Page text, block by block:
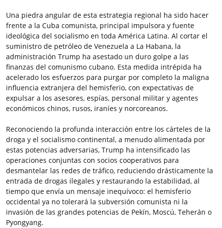
Una piedra angular de esta estrategia regional ha sido hacer
frente a la Cuba comunista, principal impulsora y fuente
ideológica del socialismo en toda América Latina. Al cortar el
suministro de petróleo de Venezuela a La Habana, la
administración Trump ha asestado un duro golpe a las
finanzas del comunismo cubano. Esta medida intrépida ha
acelerado los esfuerzos para purgar por completo la maligna
influencia extranjera del hemisferio, con expectativas de
expulsar a los asesores, espías, personal militar y agentes
económicos chinos, rusos, iraníes y norcoreanos.
Reconociendo la profunda interacción entre los cárteles de la
droga y el socialismo continental, a menudo alimentada por
estas potencias adversarias, Trump ha intensificado las
operaciones conjuntas con socios cooperativos para
desmantelar las redes de tráfico, reduciendo drásticamente la
entrada de drogas ilegales y restaurando la estabilidad, al
tiempo que envía un mensaje inequívoco: el hemisferio
occidental ya no tolerará la subversión comunista ni la
invasión de las grandes potencias de Pekín, Moscú, Teherán o
Pyongyang.